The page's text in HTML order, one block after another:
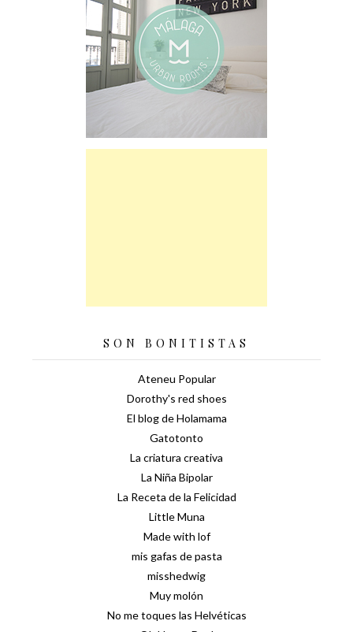
SON BONITISTAS
Ateneu Popular
Dorothy's red shoes
El blog de Holamama
Gatotonto
La criatura creativa
La Niña Bipolar
La Receta de la Felicidad
Little Muna
Made with lof
mis gafas de pasta
misshedwig
Muy molón
No me toques las Helvéticas